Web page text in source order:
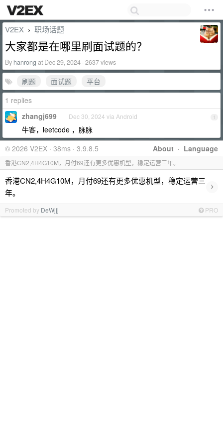
V2EX › 职场话题
大家都是在哪里刷面试题的？
By hanrong at Dec 29, 2024 · 2637 views
刷题 面试题
平台
1 replies
1
zhangj699 Dec 30, 2024 via Android
牛客，leetcode ，脉脉
About · Language
© 2026 V2EX · 38ms · 3.9.8.5
香港CN2,4H4G10M，月付69还有更多优惠机型，稳定运营三年。
香港CN2,4H4G10M，月付69还有更多优惠机型，稳定运营三
年。
›
Promoted by DeWjjj PRO